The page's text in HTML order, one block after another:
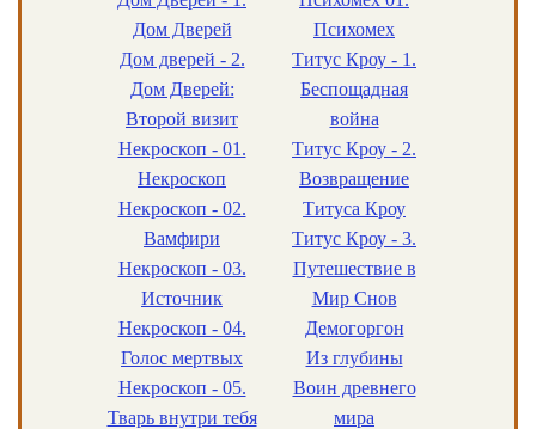
Дом Дверей
Дом дверей - 2.
Дом Дверей:
Второй визит
Некроскоп - 01.
Некроскоп
Некроскоп - 02.
Вамфири
Некроскоп - 03.
Источник
Некроскоп - 04.
Голос мертвых
Некроскоп - 05.
Тварь внутри тебя
Психомех
Титус Кроу - 1.
Беспощадная
война
Титус Кроу - 2.
Возвращение
Титуса Кроу
Титус Кроу - 3.
Путешествие в
Мир Снов
Демогоргон
Из глубины
Воин древнего
мира